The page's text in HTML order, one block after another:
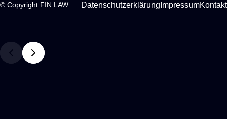
© Copyright FIN LAW Datenschutzerklärung ImpressumKontakt